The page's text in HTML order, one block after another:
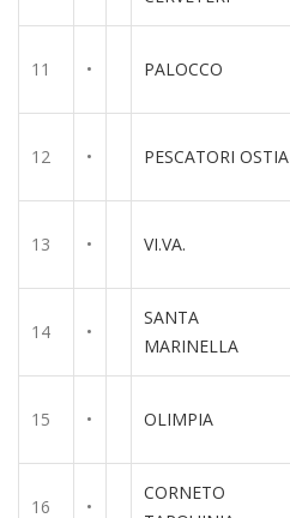
11 • PALOCCO
12 • PESCATORI OSTIA
13 • VI.VA.
14 •
SANTA
MARINELLA
15 • OLIMPIA
16 •
CORNETO